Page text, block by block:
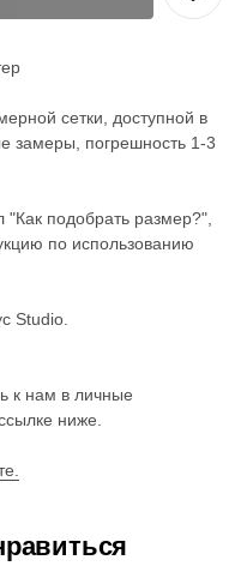
сетки, доступной в
замеры, погрешность 1-3
"Как подобрать размер?",
по использованию
Studio.
к нам в личные
ниже.